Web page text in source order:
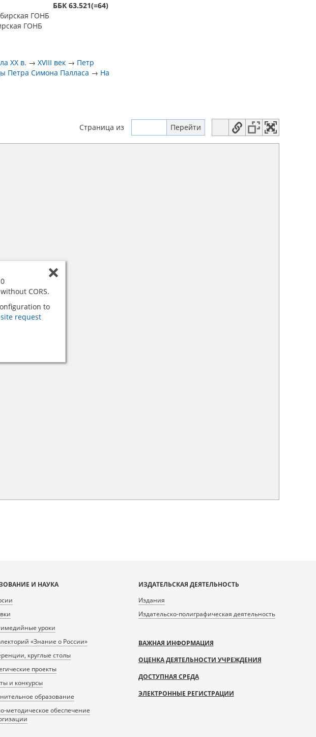
ББК 63.521(=64)
ГОНБ
ГОНБ
XX в. →XVIII век → Петр
Петра Симона Палласа → На
Страница из
CORS.
to
request
И НАУКА
уроки
«Знание о России»
круглые столы
проекты
и конкурсы
образование
методическое обеспечение
ИЗДАТЕЛЬСКАЯ ДЕЯТЕЛЬНОСТЬ
Издания
Издательско-полиграфическая деятельность
ВАЖНАЯ ИНФОРМАЦИЯ
ОЦЕНКА ДЕЯТЕЛЬНОСТИ УЧРЕЖДЕНИЯ
ДОСТУПНАЯ СРЕДА
ЭЛЕКТРОННЫЕ РЕГИСТРАЦИИ